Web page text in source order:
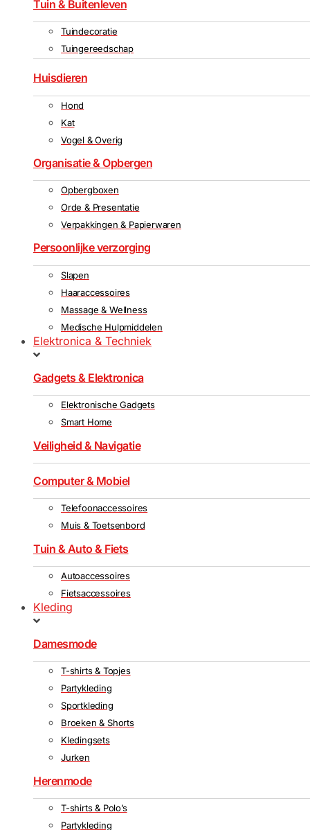
Tuin & Buitenleven
Tuindecoratie
Tuingereedschap
Huisdieren
Hond
Kat
Vogel & Overig
Organisatie & Opbergen
Opbergboxen
Orde & Presentatie
Verpakkingen & Papierwaren
Persoonlijke verzorging
Slapen
Haaraccessoires
Massage & Wellness
Medische Hulpmiddelen
Elektronica & Techniek
Gadgets & Elektronica
Elektronische Gadgets
Smart Home
Veiligheid & Navigatie
Computer & Mobiel
Telefoonaccessoires
Muis & Toetsenbord
Tuin & Auto & Fiets
Autoaccessoires
Fietsaccessoires
Kleding
Damesmode
T-shirts & Topjes
Partykleding
Sportkleding
Broeken & Shorts
Kledingsets
Jurken
Herenmode
T-shirts & Polo’s
Partykleding